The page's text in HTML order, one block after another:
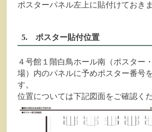
ポスターパネル左上に貼付けておきま
5. ポスター貼付位置
４号館１階白鳥ホール南（ポスター
場）内のパネルに予めポスター番号
す。
位置については下記図面をご確認くだ